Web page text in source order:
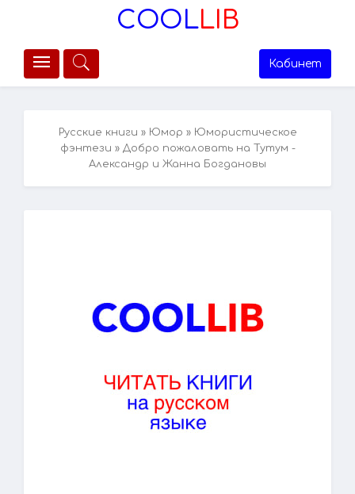
COOLLIB
Кабинет
Русские книги » Юмор » Юмористическое
фэнтези » Добро пожаловать на Тутум -
Александр и Жанна Богдановы